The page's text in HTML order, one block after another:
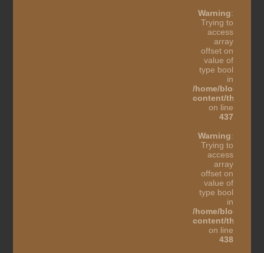
Warning:
Trying to
access
array
offset on
value of
type bool
in
/home/
content/themes/
on line
437
Warning:
Trying to
access
array
offset on
value of
type bool
in
/home/
content/themes/
on line
438